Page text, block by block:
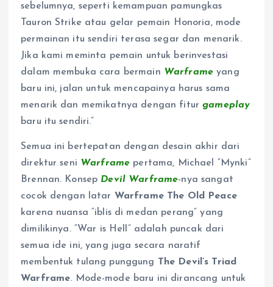
sebelumnya, seperti kemampuan pamungkas
Tauron Strike atau gelar pemain Honoria, mode
permainan itu sendiri terasa segar dan menarik.
Jika kami meminta pemain untuk berinvestasi
dalam membuka cara bermain Warframe yang
baru ini, jalan untuk mencapainya harus sama
menarik dan memikatnya dengan fiturgameplay
baru itu sendiri.”
Semua ini bertepatan dengan desain akhir dari
direktur seni Warframe pertama, Michael “Mynki”
Brennan. Konsep Devil Warframe-nya sangat
cocok dengan latar Warframe The Old Peace
karena nuansa “iblis di medan perang” yang
dimilikinya. “War is Hell” adalah puncak dari
semua ide ini, yang juga secara naratif
membentuk tulang punggung The Devil’s Triad
Warframe. Mode-mode baru ini dirancang untuk